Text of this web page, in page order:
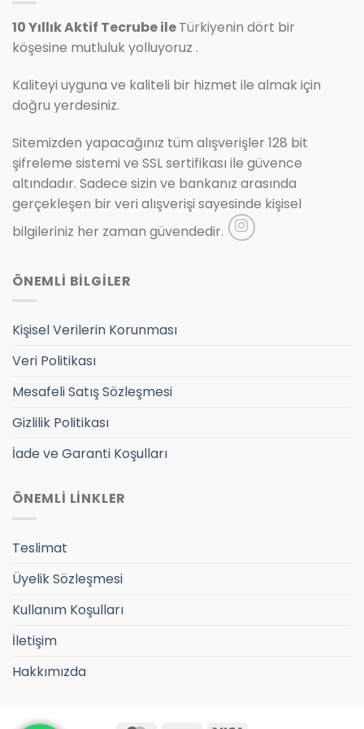
10 Yıllık Aktif Tecrube ileTürkiyenin dört bir
köşesine mutluluk yolluyoruz .
Kaliteyi uyguna ve kaliteli bir hizmet ile almak için
doğru yerdesiniz.
Sitemizden yapacağınız tüm alışverişler 128 bit
şifreleme sistemi ve SSL sertifikası ile güvence
altındadır. Sadece sizin ve bankanız arasında
gerçekleşen bir veri alışverişi sayesinde kişisel
bilgileriniz her zaman güvendedir.
ÖNEMLİ BİLGİLER
Kişisel Verilerin Korunması
Veri Politikası
Mesafeli Satış Sözleşmesi
Gizlilik Politikası
İade ve Garanti Koşulları
ÖNEMLİ LİNKLER
Teslimat
Üyelik Sözleşmesi
Kullanım Koşulları
İletişim
Hakkımızda